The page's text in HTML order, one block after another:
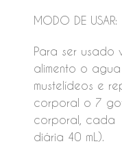
MODO DE USAR:
Para ser usado
alimento o
mustelídeos e
corporal o 7
corporal, cada
diária 40 mL).